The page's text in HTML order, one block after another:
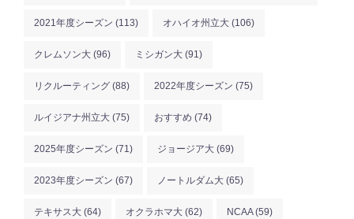
2021年度シーズン (113) オハイオ州立大 (106)
クレムソン大 (96) ミシガン大 (91)
リクルーティング (88) 2022年度シーズン (75)
ルイジアナ州立大 (75) おすすめ (74)
2025年度シーズン (71) ジョージア大 (69)
2023年度シーズン (67) ノートルダム大 (65)
テキサス大 (64) オクラホマ大 (62) NCAA(59)